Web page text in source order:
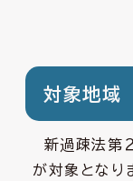
対象地域
新過疎法第
が対象となり